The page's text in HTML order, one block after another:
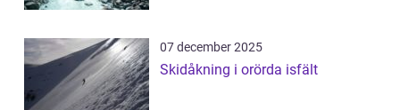
07 december 2025
Skidåkning i orörda isfält